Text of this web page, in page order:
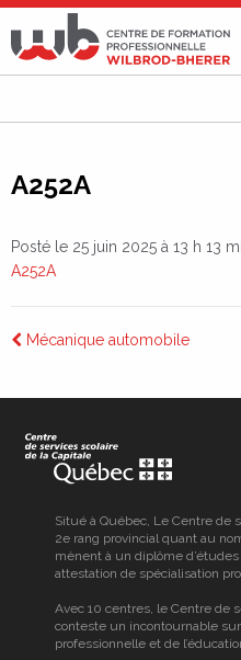
Wilbrod-
A252A
Posté le 25 juin 2025 à 13 h 13
A252A
Navigation
Mécanique automobile
Situé à Québec, Le Centre de
2e rang provincial quant au
mènent à un diplôme
attestation de spécialisation
Avec 10 centres, le Centre de
conteste un incontournable
professionnelle et de